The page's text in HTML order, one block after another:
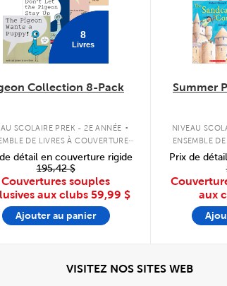
8
Livres
Collection 8-Pack
SCOLAIRE PREK - 2E ANNÉE .
DE LIVRES À COUVERTURE
détail en couverture rigide
195,42 $
Couvertures souples
aux clubs 59,99 $
Ajouter au panier
Summer
NIVEAU
ENSEMBLE
Prix de
aux
VISITEZ NOS SITES WEB